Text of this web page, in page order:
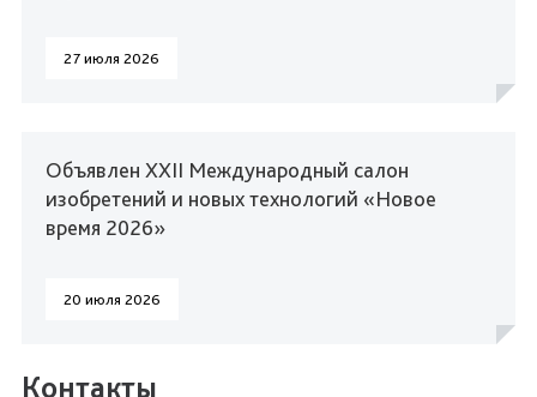
27 июля 2026
Объявлен XXII Международный салон
изобретений и новых технологий «Новое
время 2026»
20 июля 2026
Контакты